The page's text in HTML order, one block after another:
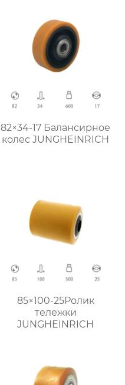
82×34-17 Балансирное
колес JUNGHEINRICH
85×100-25Ролик
тележки
JUNGHEINRICH